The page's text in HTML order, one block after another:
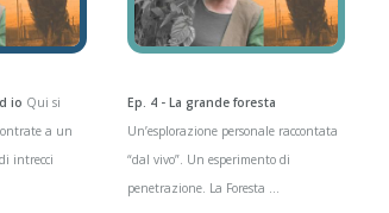
io Qui si
a un
intrecci
Ep. 4 - La grande foresta
Un’esplorazione personale raccontata
“dal vivo”. Un esperimento di
penetrazione. La Foresta ...